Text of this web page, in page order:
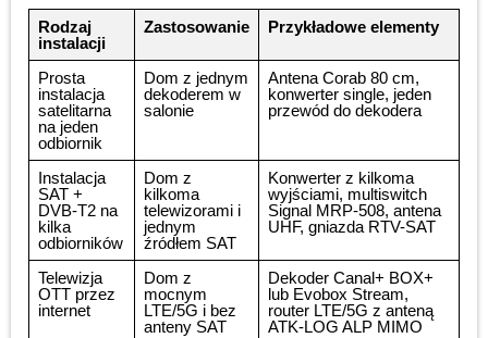
Rodzaj
instalacji
Zastosowanie Przykładowe elementy
Prosta
instalacja
satelitarna
na jeden
odbiornik
Dom z jednym
dekoderem w
salonie
Antena Corab 80 cm,
konwerter single, jeden
przewód do dekodera
Instalacja
SAT +
DVB-T2 na
kilka
odbiorników
Dom z
kilkoma
telewizorami i
jednym
źródłem SAT
Konwerter z kilkoma
wyjściami, multiswitch
Signal MRP-508, antena
UHF, gniazda RTV-SAT
Telewizja
OTT przez
internet
Dom z
mocnym
LTE/5G i bez
anteny SAT
Dekoder Canal+ BOX+
lub Evobox Stream,
router LTE/5G z anteną
ATK-LOG ALP MIMO